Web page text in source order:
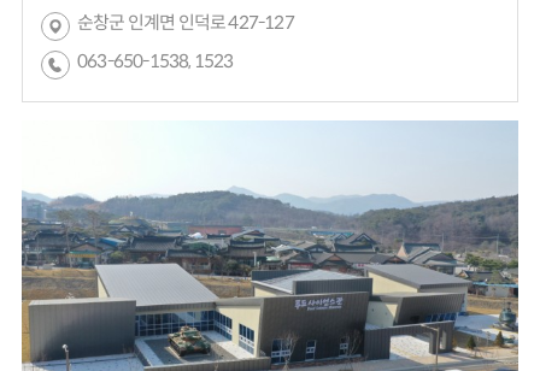
순창군 인계면 인덕로 427-127
063-650-1538, 1523